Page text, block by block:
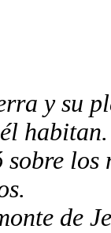
y su
habitan.
los
de